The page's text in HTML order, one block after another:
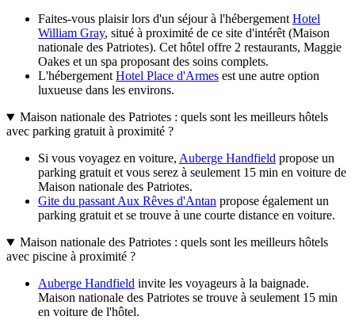
Faites-vous plaisir lors d'un séjour à l'hébergementHotel
William Gray, situé à proximité de ce site d'intérêt (Maison
nationale des Patriotes). Cet hôtel offre 2 restaurants, Maggie
Oakes et un spa proposant des soins complets.
L'hébergementHotel Place d'Armes est une autre option
luxueuse dans les environs.
Maison nationale des Patriotes : quels sont les meilleurs hôtels
avec parking gratuit à proximité ?
Si vous voyagez en voiture, Auberge Handfield propose un
parking gratuit et vous serez à seulement 15 min en voiture de
Maison nationale des Patriotes.
Gite du passant Aux Rêves d'Antan propose également un
parking gratuit et se trouve à une courte distance en voiture.
Maison nationale des Patriotes : quels sont les meilleurs hôtels
avec piscine à proximité ?
Auberge Handfield invite les voyageurs à la baignade.
Maison nationale des Patriotes se trouve à seulement 15 min
en voiture de l'hôtel.